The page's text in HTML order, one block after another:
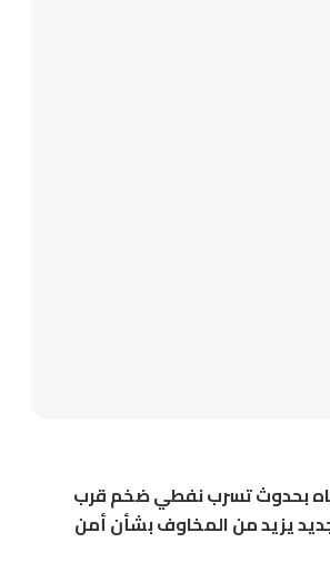
بحدوث تسرب نفطي ضخم قرب
مربعا، في تطور جديد يزيد من المخاوف بشأن أمن